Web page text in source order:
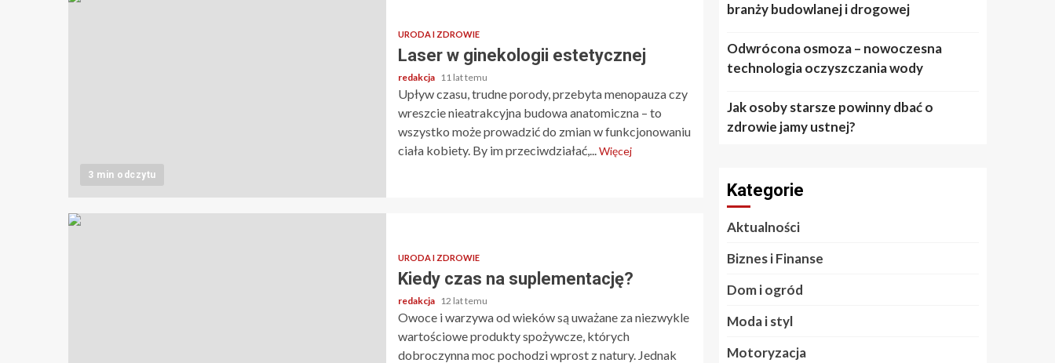
3 min odczytu
URODA I ZDROWIE
Laser w ginekologii estetycznej
redakcja 11 lat temu
Upływ czasu, trudne porody, przebyta menopauza czy
wreszcie nieatrakcyjna budowa anatomiczna – to
wszystko może prowadzić do zmian w funkcjonowaniu
ciała kobiety. By im przeciwdziałać,... Więcej
URODA I ZDROWIE
Kiedy czas na suplementację?
redakcja 12 lat temu
Owoce i warzywa od wieków są uważane za niezwykle
wartościowe produkty spożywcze, których
dobroczynna moc pochodzi wprost z natury. Jednak
branży budowlanej i drogowej
Odwrócona osmoza – nowoczesna
technologia oczyszczania wody
Jak osoby starsze powinny dbać o
zdrowie jamy ustnej?
Kategorie
Aktualności
Biznes i Finanse
Dom i ogród
Moda i styl
Motoryzacja